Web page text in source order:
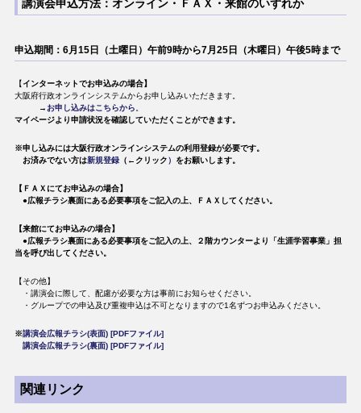
講演会申込方法：オンライン・ＦＡＸ・来館のいずれか
申込期間：6月15日（土曜日）午前9時から7月25日（木曜日）午後5時まで
【インターネットでお申込みの場合】
大阪府行政オンラインシステムからお申し込みいただきます。
​ → お申し込みはこちらから
マイページより申請状況を確認していただくことができます。
※申し込みには大阪行政オンラインシステムの利用登録が必要です。
お済みでない方は新規登録（←クリック） をお願いします。
【ＦＡＸにてお申込みの場合】
​ ●広報チラシ裏面にある必要事項をご記入の上、ＦＡＸしてください。
【来館にてお申込みの場合】
​ ●広報チラシ裏面にある必要事項をご記入の上、２階カウンターより「生涯学習事業」担
当を呼び出してください。
【その他】
​ ・講演会に際して、配慮が必要な方は事前にお知らせください。
​ ・グループでの申込及び重複申込は不可となりますので1名ずつお申込みください。
※講演会広報チラシ(表面) [PDFファイル]
講演会広報チラシ(裏面) [PDFファイル]
関連リンク